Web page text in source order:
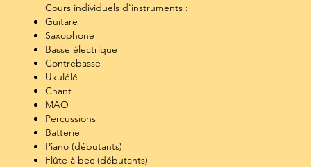
Cours individuels d'instruments :
Guitare
Saxophone
Basse électrique
Contrebasse
Ukulélé
Chant
MAO
Percussions
Batterie
Piano (débutants)
Flûte à bec (débutants)